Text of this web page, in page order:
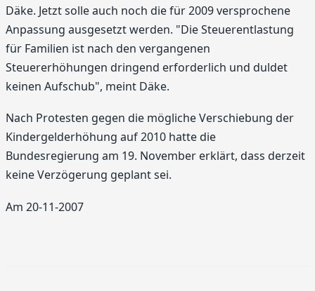
Däke. Jetzt solle auch noch die für 2009 versprochene
Anpassung ausgesetzt werden. "Die Steuerentlastung
für Familien ist nach den vergangenen
Steuererhöhungen dringend erforderlich und duldet
keinen Aufschub", meint Däke.
Nach Protesten gegen die mögliche Verschiebung der
Kindergelderhöhung auf 2010 hatte die
Bundesregierung am 19. November erklärt, dass derzeit
keine Verzögerung geplant sei.
Am 20-11-2007